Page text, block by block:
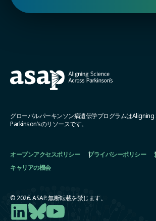
グローバルパーキンソン病遺伝学プログラムはAligning
Parkinson’sのリソースです。
オープンアクセスポリシー プライバシーポリシー
キャリアの機会
© 2026. ASAP. 無断転載を禁じます。